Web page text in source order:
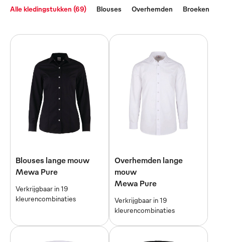
Alle kledingstukken (69) Blouses Overhemden Broeken
Blouses lange mouw
Mewa Pure
Verkrijgbaar in 19
kleurencombinaties
Overhemden lange
mouw
Mewa Pure
Verkrijgbaar in 19
kleurencombinaties